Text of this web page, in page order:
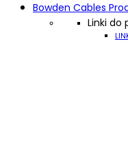
Bowden Cables
Linki do